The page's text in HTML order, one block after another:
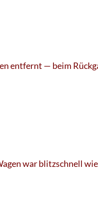
entfernt — beim
war blitzschnell